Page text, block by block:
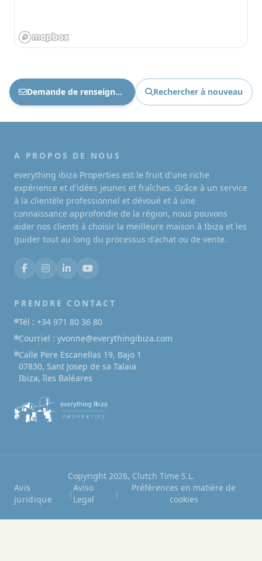
Demande de renseignements Ref : 1825 Rechercher à nouveau
A PROPOS DE NOUS
everything ibiza Properties est le fruit d'une riche
expérience et d'idées jeunes et fraîches. Grâce à un service
à la clientèle professionnel et dévoué et à une
connaissance approfondie de la région, nous pouvons
aider nos clients à choisir la meilleure maison à Ibiza et les
guider tout au long du processus d'achat ou de vente.
PRENDRE CONTACT
Tél : +34 971 80 36 80
Courriel : yvonne@everythingibiza.com
Calle Pere Escanellas 19, Bajo 1
07830, Sant Josep de sa Talaia
Ibiza, îles Baléares
Copyright 2026, Clutch Time S.L.
Avis
juridique
|
Aviso
Legal
|
Préférences en matière de
cookies